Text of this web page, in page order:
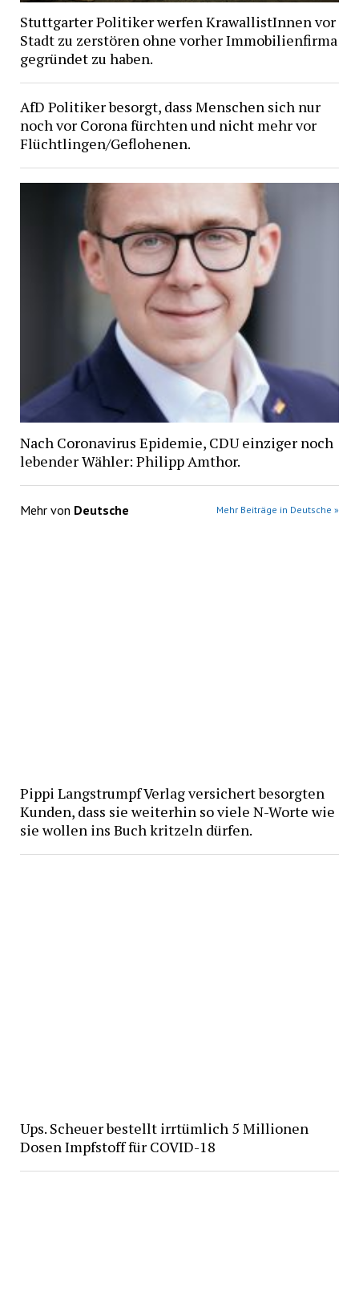
Stuttgarter Politiker werfen KrawallistInnen vor
Stadt zu zerstören ohne vorher Immobilienfirma
gegründet zu haben.
AfD Politiker besorgt, dass Menschen sich nur
noch vor Corona fürchten und nicht mehr vor
Flüchtlingen/Geflohenen.
Nach Coronavirus Epidemie, CDU einziger noch
lebender Wähler: Philipp Amthor.
Mehr von Deutsche Mehr Beiträge in Deutsche »
Pippi Langstrumpf Verlag versichert besorgten
Kunden, dass sie weiterhin so viele N-Worte wie
sie wollen ins Buch kritzeln dürfen.
Ups. Scheuer bestellt irrtümlich 5 Millionen
Dosen Impfstoff für COVID-18